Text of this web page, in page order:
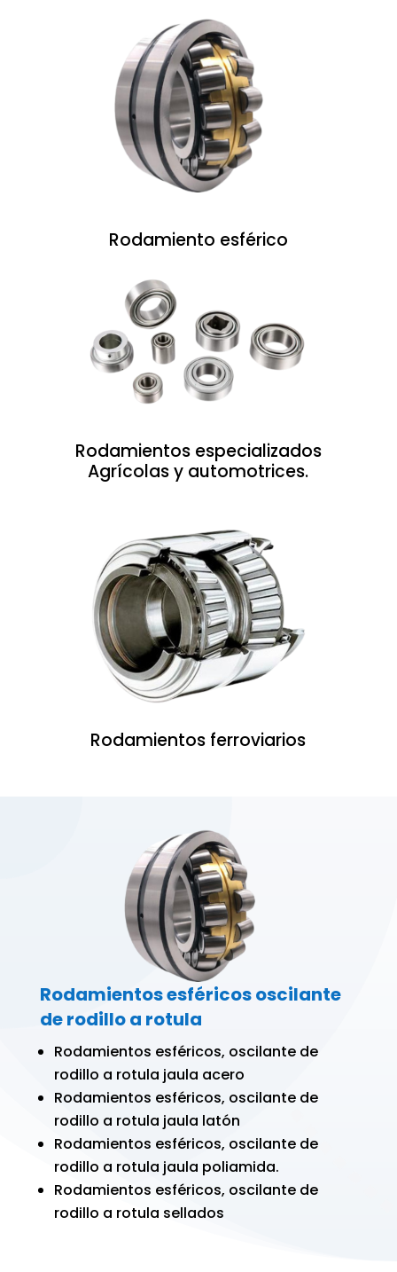
Rodamiento esférico
Rodamientos especializados
Agrícolas y automotrices.
Rodamientos ferroviarios
Rodamientos esféricos oscilante
de rodillo a rotula
Rodamientos esféricos, oscilante de
rodillo a rotula jaula acero
Rodamientos esféricos, oscilante de
rodillo a rotula jaula latón
Rodamientos esféricos, oscilante de
rodillo a rotula jaula poliamida.
Rodamientos esféricos, oscilante de
rodillo a rotula sellados